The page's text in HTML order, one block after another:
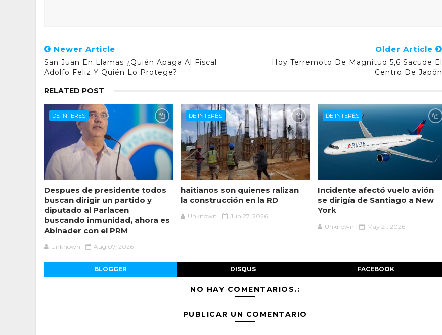
Newer Article
San Juan En Llamas ¿Quién Apaga Al Fiscal
Adolfo Feliz Y Quién Lo Protege?
Older Article
Hoy Terremoto De Magnitud 5,6 Sacude El
Centro De Japón
RELATED POST
DE INTERÉS
Despues de presidente todos
buscan dirigir un partido y
diputado al Parlacen
buscando inmunidad, ahora es
Abinader con el PRM
Unknown Aug 07, 2026
DE INTERÉS
haitianos son quienes ralizan
la construcción en la RD
Unknown Jun 27, 2026
DE INTERÉS
Incidente afectó vuelo avión
se dirigía de Santiago a New
York
Unknown May 21, 2026
BLOGGER DISQUS FACEBOOK
NO HAY COMENTARIOS.:
PUBLICAR UN COMENTARIO